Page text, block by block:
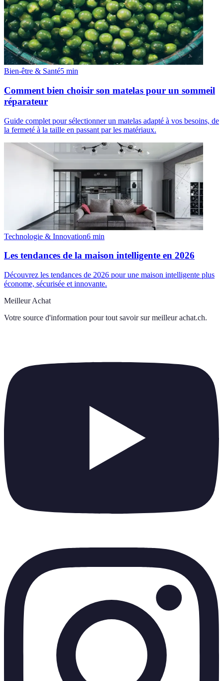
Bien-être & Santé5 min
Comment bien choisir son matelas pour un sommeil
réparateur
Guide complet pour sélectionner un matelas adapté à vos besoins, de
la fermeté à la taille en passant par les matériaux.
Technologie & Innovation6 min
Les tendances de la maison intelligente en 2026
Découvrez les tendances de 2026 pour une maison intelligente plus
économe, sécurisée et innovante.
Meilleur Achat
Votre source d'information pour tout savoir sur meilleur achat.ch.